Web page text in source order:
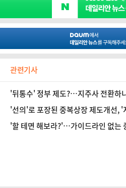
관련기사
'뒤통수' 정부 제도?…지주사 전환하
'선의'로 포장된 중복상장 제도개선,
'할 테면 해보라?'…가이드라인 없는